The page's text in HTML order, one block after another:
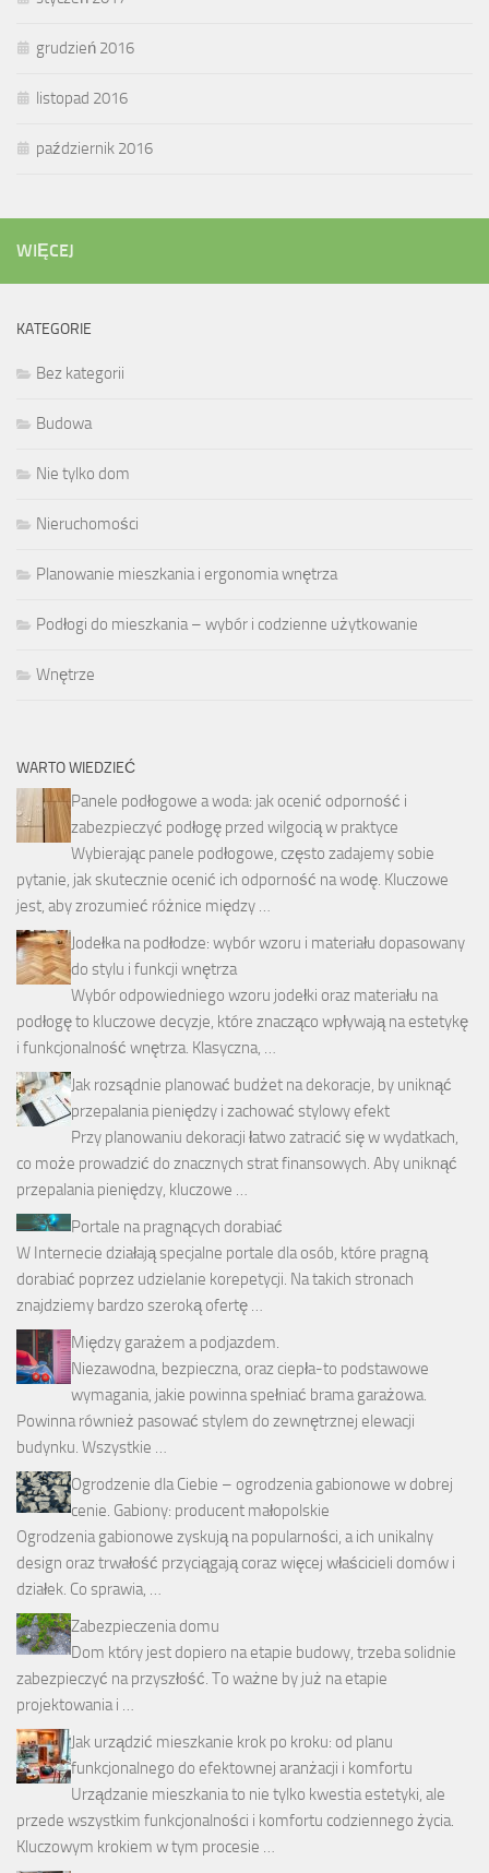
grudzień 2016
listopad 2016
październik 2016
WIĘCEJ
KATEGORIE
Bez kategorii
Budowa
Nie tylko dom
Nieruchomości
Planowanie mieszkania i ergonomia wnętrza
Podłogi do mieszkania – wybór i codzienne użytkowanie
Wnętrze
WARTO WIEDZIEĆ
Panele podłogowe a woda: jak ocenić odporność i
zabezpieczyć podłogę przed wilgocią w praktyce
Wybierając panele podłogowe, często zadajemy sobie
pytanie, jak skutecznie ocenić ich odporność na wodę. Kluczowe
jest, aby zrozumieć różnice między …
Jodełka na podłodze: wybór wzoru i materiału dopasowany
do stylu i funkcji wnętrza
Wybór odpowiedniego wzoru jodełki oraz materiału na
podłogę to kluczowe decyzje, które znacząco wpływają na estetykę
i funkcjonalność wnętrza. Klasyczna, …
Jak rozsądnie planować budżet na dekoracje, by uniknąć
przepalania pieniędzy i zachować stylowy efekt
Przy planowaniu dekoracji łatwo zatracić się w wydatkach,
co może prowadzić do znacznych strat finansowych. Aby uniknąć
przepalania pieniędzy, kluczowe …
Portale na pragnących dorabiać
W Internecie działają specjalne portale dla osób, które pragną
dorabiać poprzez udzielanie korepetycji. Na takich stronach
znajdziemy bardzo szeroką ofertę …
Między garażem a podjazdem.
Niezawodna, bezpieczna, oraz ciepła-to podstawowe
wymagania, jakie powinna spełniać brama garażowa.
Powinna również pasować stylem do zewnętrznej elewacji
budynku. Wszystkie …
Ogrodzenie dla Ciebie – ogrodzenia gabionowe w dobrej
cenie. Gabiony: producent małopolskie
Ogrodzenia gabionowe zyskują na popularności, a ich unikalny
design oraz trwałość przyciągają coraz więcej właścicieli domów i
działek. Co sprawia, …
Zabezpieczenia domu
Dom który jest dopiero na etapie budowy, trzeba solidnie
zabezpieczyć na przyszłość. To ważne by już na etapie
projektowania i …
Jak urządzić mieszkanie krok po kroku: od planu
funkcjonalnego do efektownej aranżacji i komfortu
Urządzanie mieszkania to nie tylko kwestia estetyki, ale
przede wszystkim funkcjonalności i komfortu codziennego życia.
Kluczowym krokiem w tym procesie …